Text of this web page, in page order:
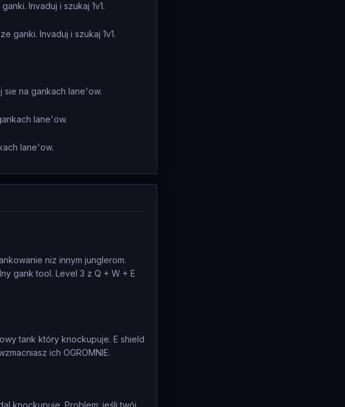
Invaduj i szukaj 1v1.
ganki. Invaduj i szukaj 1v1.
sie na gankach lane'ow.
lane'ow.
lane'ow.
niz innym junglerom.
gank tool. Level 3 z Q + W + E
tank który knockupuje. E shield
ich OGROMNIE.
knockupuje. Problem: jeśli twój